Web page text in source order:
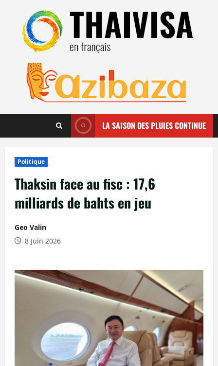
contenu
LA SAISON DES PLUIES CONTINUE
Politique
Thaksin face au fisc : 17,6
milliards de bahts en jeu
Geo Valin
8 Juin 2026